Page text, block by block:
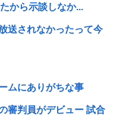
から示談しなか...
送されなかったって今
ムにありがちな事
審判員がデビュー 試合